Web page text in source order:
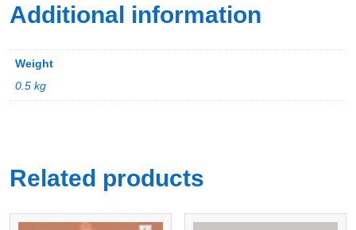
Additional information
Weight
0.5 kg
Related products